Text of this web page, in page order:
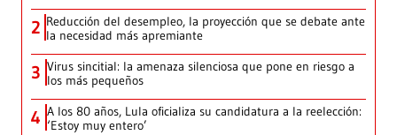
2 Reducción del desempleo, la proyección que se debate ante
la necesidad más apremiante
3 Virus sincitial: la amenaza silenciosa que pone en riesgo a
los más pequeños
4 A los 80 años, Lula oficializa su candidatura a la reelección:
‘Estoy muy entero’